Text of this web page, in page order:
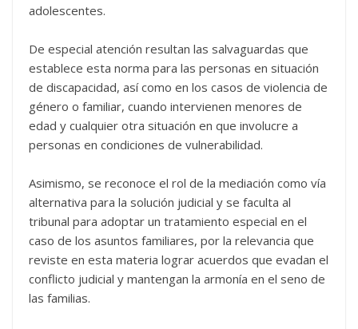
adolescentes.
De especial atención resultan las salvaguardas que
establece esta norma para las personas en situación
de discapacidad, así como en los casos de violencia de
género o familiar, cuando intervienen menores de
edad y cualquier otra situación en que involucre a
personas en condiciones de vulnerabilidad.
Asimismo, se reconoce el rol de la mediación como vía
alternativa para la solución judicial y se faculta al
tribunal para adoptar un tratamiento especial en el
caso de los asuntos familiares, por la relevancia que
reviste en esta materia lograr acuerdos que evadan el
conflicto judicial y mantengan la armonía en el seno de
las familias.